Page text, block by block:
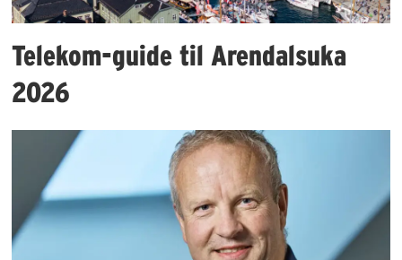
Telekom-guide til Arendalsuka
2026